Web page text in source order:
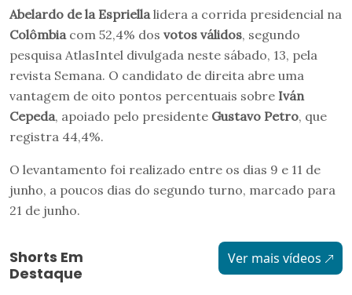
Abelardo de la Espriella lidera a corrida presidencial na
Colômbia com 52,4% dos votos válidos, segundo
pesquisa AtlasIntel divulgada neste sábado, 13, pela
revista Semana. O candidato de direita abre uma
vantagem de oito pontos percentuais sobre Iván
Cepeda, apoiado pelo presidente Gustavo Petro, que
registra 44,4%.
O levantamento foi realizado entre os dias 9 e 11 de
junho, a poucos dias do segundo turno, marcado para
21 de junho.
Shorts Em
Destaque
Ver mais vídeos